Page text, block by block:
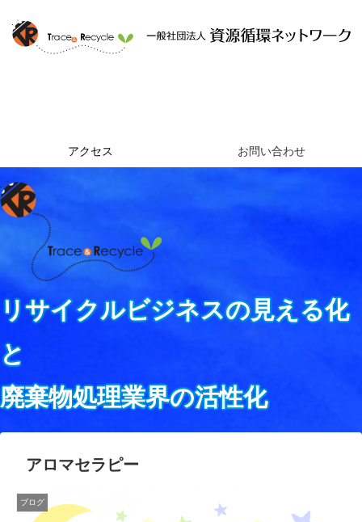
アクセス お問い合わせ
リサイクルビジネスの見える化
と
廃棄物処理業界の活性化
アロマセラピー
ブログ